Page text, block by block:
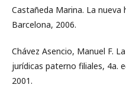
Castañeda Marina. La nueva
Barcelona, 2006.
Chávez Asencio, Manuel F.
jurídicas paterno filiales, 4a.
2001.